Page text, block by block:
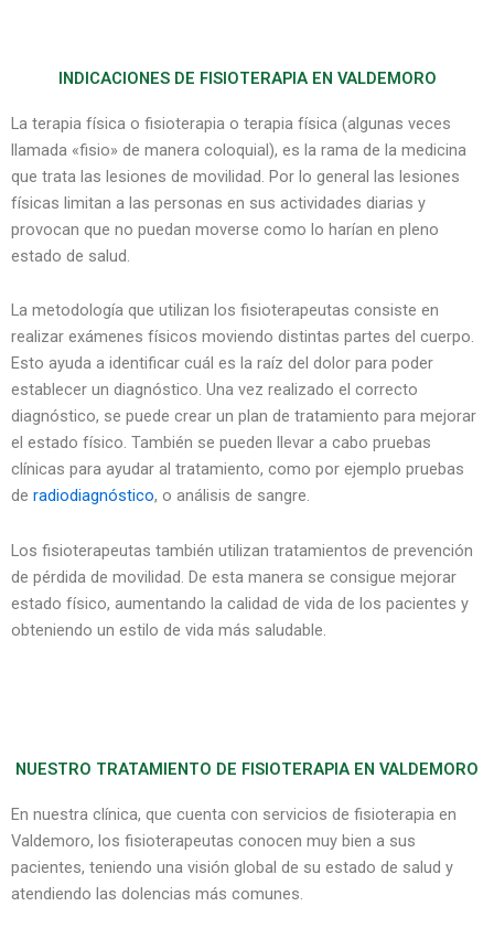
INDICACIONES DE FISIOTERAPIA​ EN VALDEMORO
La terapia física o fisioterapia o terapia física (algunas veces
llamada «fisio» de manera coloquial), es la rama de la medicina
que trata las lesiones de movilidad. Por lo general las lesiones
físicas limitan a las personas en sus actividades diarias y
provocan que no puedan moverse como lo harían en pleno
estado de salud.
La metodología que utilizan los fisioterapeutas consiste en
realizar exámenes físicos moviendo distintas partes del cuerpo.
Esto ayuda a identificar cuál es la raíz del dolor para poder
establecer un diagnóstico. Una vez realizado el correcto
diagnóstico, se puede crear un plan de tratamiento para mejorar
el estado físico. También se pueden llevar a cabo pruebas
clínicas para ayudar al tratamiento, como por ejemplo pruebas
de radiodiagnóstico, o análisis de sangre.
Los fisioterapeutas también utilizan tratamientos de prevención
de pérdida de movilidad. De esta manera se consigue mejorar
estado físico, aumentando la calidad de vida de los pacientes y
obteniendo un estilo de vida más saludable.
NUESTRO TRATAMIENTO DE FISIOTERAPIA EN VALDEMORO
En nuestra clínica, que cuenta con servicios de fisioterapia en
Valdemoro, los fisioterapeutas conocen muy bien a sus
pacientes, teniendo una visión global de su estado de salud y
atendiendo las dolencias más comunes.